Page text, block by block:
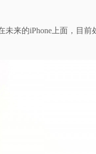
来的iPhone上面，目